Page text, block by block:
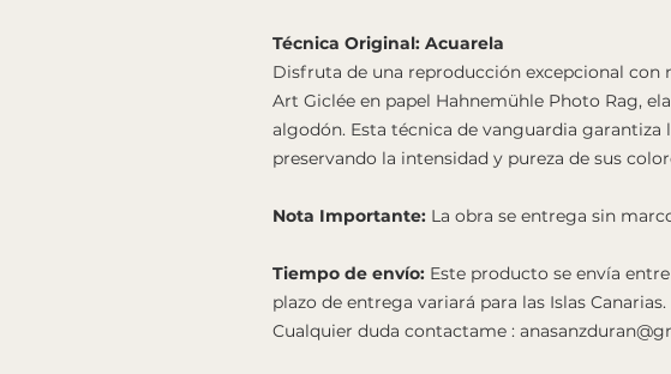
Técnica Original: Acuarela
Disfruta de una reproducción excepcional con
Art Giclée en papel Hahnemühle Photo Rag,
algodón. Esta técnica de vanguardia garantiza
preservando la intensidad y pureza de sus
Nota Importante: La obra se entrega sin
Tiempo de envío: Este producto se envía
plazo de entrega variará para las Islas Canarias.
Cualquier duda contactame :